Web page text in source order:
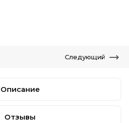
Следующий
Описание
Отзывы